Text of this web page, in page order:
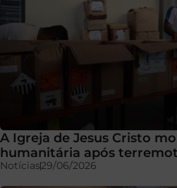
A Igreja de Jesus Cristo
humanitária após
Notícias29/06/2026